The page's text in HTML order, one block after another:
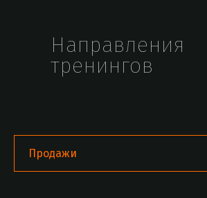
Направления
тренингов